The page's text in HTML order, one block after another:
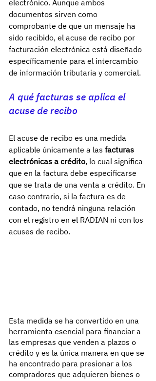
electrónico. Aunque ambos
documentos sirven como
comprobante de que un mensaje ha
sido recibido, el acuse de recibo por
facturación electrónica está diseñado
específicamente para el intercambio
de información tributaria y comercial.
A qué facturas se aplica el
acuse de recibo
El acuse de recibo es una medida
aplicable únicamente a las facturas
electrónicas a crédito, lo cual significa
que en la factura debe especificarse
que se trata de una venta a crédito. En
caso contrario, si la factura es de
contado, no tendrá ninguna relación
con el registro en el RADIAN ni con los
acuses de recibo.
Esta medida se ha convertido en una
herramienta esencial para financiar a
las empresas que venden a plazos o
crédito y es la única manera en que se
ha encontrado para presionar a los
compradores que adquieren bienes o